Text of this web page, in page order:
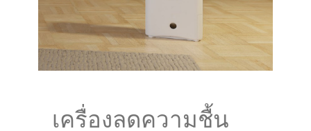
เครื่องลดความชื้น